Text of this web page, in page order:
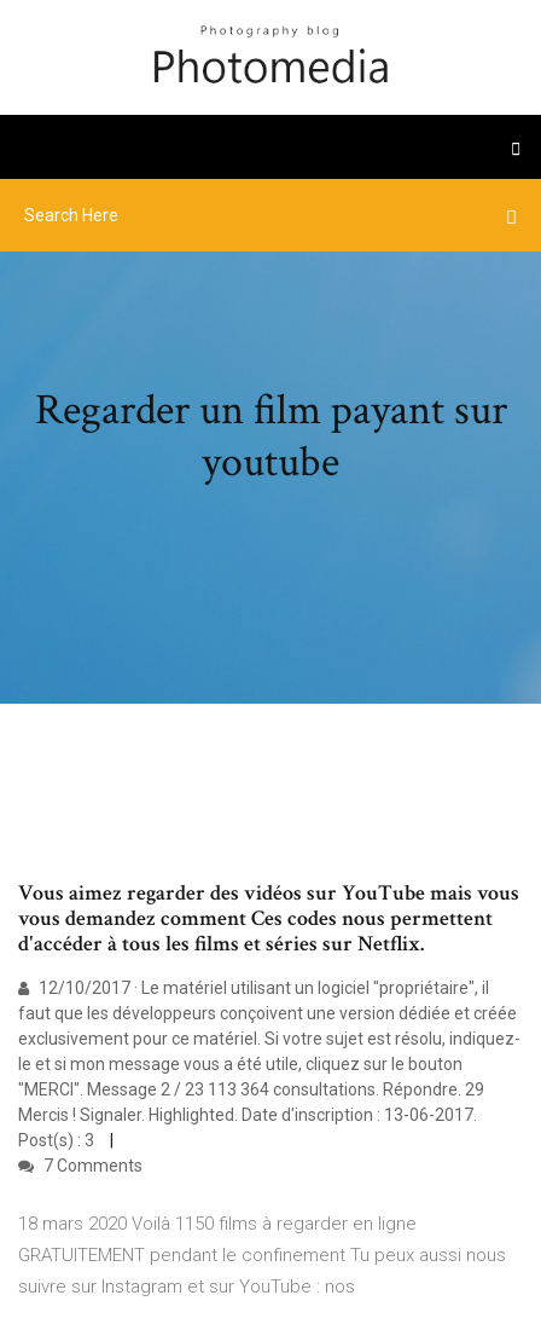
Regarder un film payant sur
youtube
Vous aimez regarder des vidéos sur YouTube mais vous
vous demandez comment Ces codes nous permettent
d'accéder à tous les films et séries sur Netflix.
12/10/2017 · Le matériel utilisant un logiciel "propriétaire", il
faut que les développeurs conçoivent une version dédiée et créée
exclusivement pour ce matériel. Si votre sujet est résolu, indiquez-
le et si mon message vous a été utile, cliquez sur le bouton
"MERCI". Message 2 / 23 113 364 consultations. Répondre. 29
Mercis ! Signaler. Highlighted. Date d'inscription : 13-06-2017.
Post(s) : 3
7 Comments
18 mars 2020 Voilà 1150 films à regarder en ligne
GRATUITEMENT pendant le confinement Tu peux aussi nous
suivre sur Instagram et sur YouTube : nos